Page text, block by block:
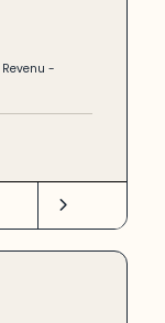
Revenu -